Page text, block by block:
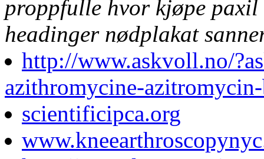
proppfulle hvor kjøpe
headinger nødplakat
http://www.askvoll.no/
azithromycine-
scientificipca.org